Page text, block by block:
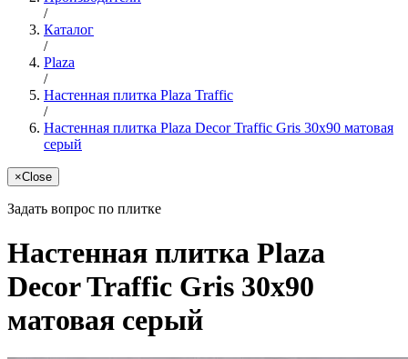
/
Каталог
/
Plaza
/
Настенная плитка Plaza Traffic
/
Настенная плитка Plaza Decor Traffic Gris 30x90 матовая
серый
×Close
Задать вопрос по плитке
Настенная плитка Plaza
Decor Traffic Gris 30x90
матовая серый